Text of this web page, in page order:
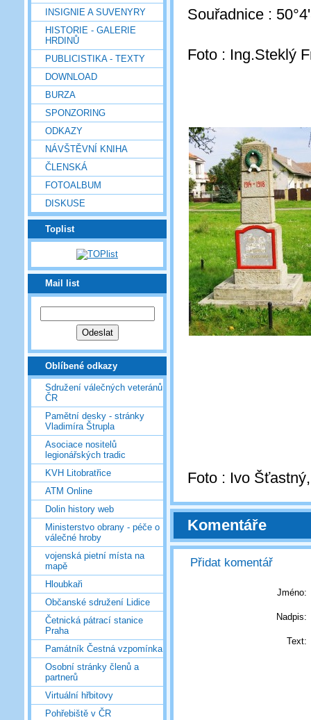
INSIGNIE A SUVENYRY
HISTORIE - GALERIE
HRDINŮ
PUBLICISTIKA - TEXTY
DOWNLOAD
BURZA
SPONZORING
ODKAZY
NÁVŠTĚVNÍ KNIHA
ČLENSKÁ
FOTOALBUM
DISKUSE
Toplist
Mail list
Oblíbené odkazy
Sdružení válečných veteránů
ČR
Pamětní desky - stránky
Vladimíra Štrupla
Asociace nositelů
legionářských tradic
KVH Litobratřice
ATM Online
Dolin history web
Ministerstvo obrany - péče o
válečné hroby
vojenská pietní místa na
mapě
Hloubkaři
Občanské sdružení Lidice
Četnická pátrací stanice
Praha
Památník Čestná vzpomínka
Osobní stránky členů a
partnerů
Virtuální hřbitovy
Pohřebiště v ČR
Souřadnice :
Foto : Ing.Steklý
Foto : Ivo
Komentáře
Přidat komentář
Jméno:
Nadpis:
Text: